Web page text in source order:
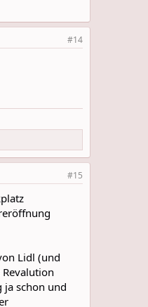
#14
#15
Lidl (und
ja schon und